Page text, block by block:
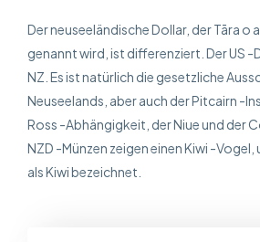
Der neuseeländische Dollar, der Tāra o
genannt wird, ist differenziert. Der US -
NZ. Es ist natürlich die gesetzliche
Neuseelands, aber auch der Pitcairn -
Ross -Abhängigkeit, der Niue und der
NZD -Münzen zeigen einen Kiwi -
als Kiwi bezeichnet.